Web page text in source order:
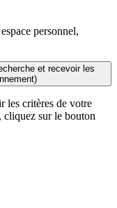
personnel,
et recevoir les
les critères de votre
cliquez sur le bouton